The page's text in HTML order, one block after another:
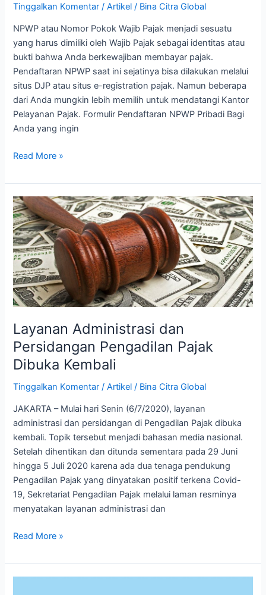
Tinggalkan Komentar /Artikel / Bina Citra Global
NPWP atau Nomor Pokok Wajib Pajak menjadi sesuatu
yang harus dimiliki oleh Wajib Pajak sebagai identitas atau
bukti bahwa Anda berkewajiban membayar pajak.
Pendaftaran NPWP saat ini sejatinya bisa dilakukan melalui
situs DJP atau situs e-registration pajak. Namun beberapa
dari Anda mungkin lebih memilih untuk mendatangi Kantor
Pelayanan Pajak. Formulir Pendaftaran NPWP Pribadi Bagi
Anda yang ingin
Read More »
Layanan Administrasi dan
Persidangan Pengadilan Pajak
Dibuka Kembali
Tinggalkan Komentar /Artikel / Bina Citra Global
JAKARTA – Mulai hari Senin (6/7/2020), layanan
administrasi dan persidangan di Pengadilan Pajak dibuka
kembali. Topik tersebut menjadi bahasan media nasional.
Setelah dihentikan dan ditunda sementara pada 29 Juni
hingga 5 Juli 2020 karena ada dua tenaga pendukung
Pengadilan Pajak yang dinyatakan positif terkena Covid-
19, Sekretariat Pengadilan Pajak melalui laman resminya
menyatakan layanan administrasi dan
Layanan
Administrasi
dan
Persidangan
Pengadilan
Pajak
Dibuka
Kembali
Read More »